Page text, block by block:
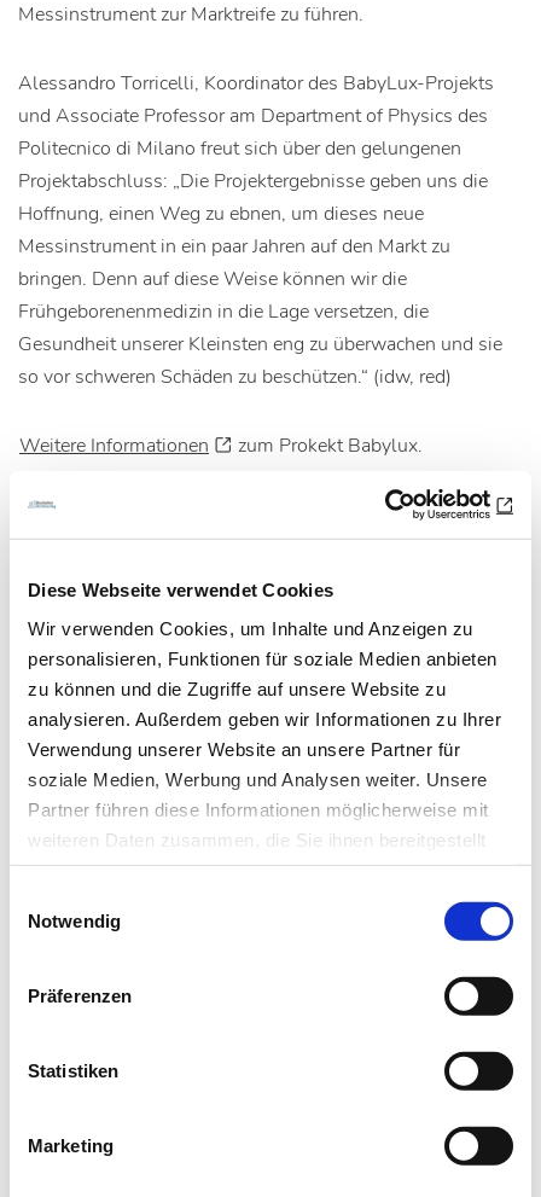
Diese Webseite verwendet Cookies
Wir verwenden Cookies, um Inhalte und Anzeigen zu
personalisieren, Funktionen für soziale Medien anbieten
zu können und die Zugriffe auf unsere Website zu
analysieren. Außerdem geben wir Informationen zu Ihrer
Verwendung unserer Website an unsere Partner für
soziale Medien, Werbung und Analysen weiter. Unsere
Partner führen diese Informationen möglicherweise mit
weiteren Daten zusammen, die Sie ihnen bereitgestellt
haben oder die sie im Rahmen Ihrer Nutzung der Dienste
Notwendig
Präferenzen
Statistiken
Marketing
Newsletter­anmeldung
Bleiben Sie auf dem Laufenden. Der MT-Dialog-
Newsletter informiert Sie jede Woche kostenfrei
Themen und die neusten Stellenangebote.
Ich habe die Hinweise zum gelesen.*
Messinstrument zur Marktreife zu führen.
Alessandro Torricelli, Koordinator des BabyLux-Projekts
und Associate Professor am Department of Physics des
Politecnico di Milano freut sich über den gelungenen
Projektabschluss: „Die Projektergebnisse geben uns die
Hoffnung, einen Weg zu ebnen, um dieses neue
Messinstrument in ein paar Jahren auf den Markt zu
bringen. Denn auf diese Weise können wir die
Frühgeborenenmedizin in die Lage versetzen, die
Gesundheit unserer Kleinsten eng zu überwachen und sie
so vor schweren Schäden zu beschützen.“ (idw, red)
Weitere Informationen zum Prokekt Babylux.
Zur Übersicht